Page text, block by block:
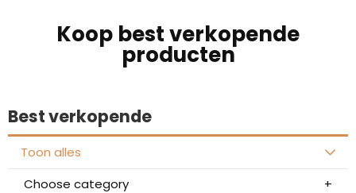
Koop best verkopende
producten
Best verkopende
Toon alles
Choose category